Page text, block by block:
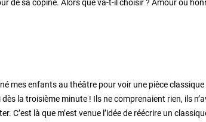
de sa copine. Alors que va-t-il choisir ? Amour ou
mes enfants au théâtre pour voir une pièce
la troisième minute ! Ils ne comprenaient rien, ils
C’est là que m’est venue l’idée de réécrire un